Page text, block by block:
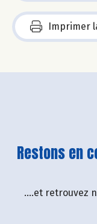
Imprimer
Restons en
....et retrouvez